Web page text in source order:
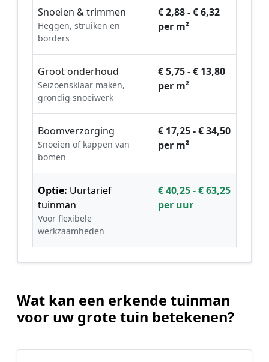
Snoeien & trimmen
Heggen, struiken en
borders
€ 2,88 - € 6,32
per m²
Groot onderhoud
Seizoensklaar maken,
grondig snoeiwerk
€ 5,75 - € 13,80
per m²
Boomverzorging
Snoeien of kappen van
bomen
€ 17,25 - € 34,50
per m²
Optie: Uurtarief
tuinman
Voor flexibele
werkzaamheden
€ 40,25 - € 63,25
per uur
Wat kan een erkende tuinman
voor uw grote tuin betekenen?